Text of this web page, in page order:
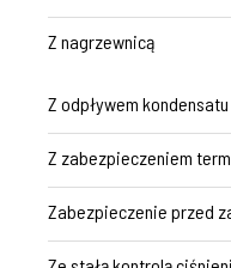
Z nagrzewnicą
Z odpływem kondensatu
Z zabezpieczeniem
Zabezpieczenie przed